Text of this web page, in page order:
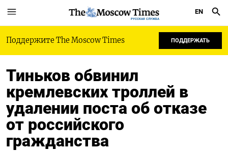
РУССКАЯ СЛУЖБА
EN
Поддержите The Moscow Times ПОДДЕРЖАТЬ
Тиньков обвинил
кремлевских троллей в
удалении поста об отказе
от российского
гражданства